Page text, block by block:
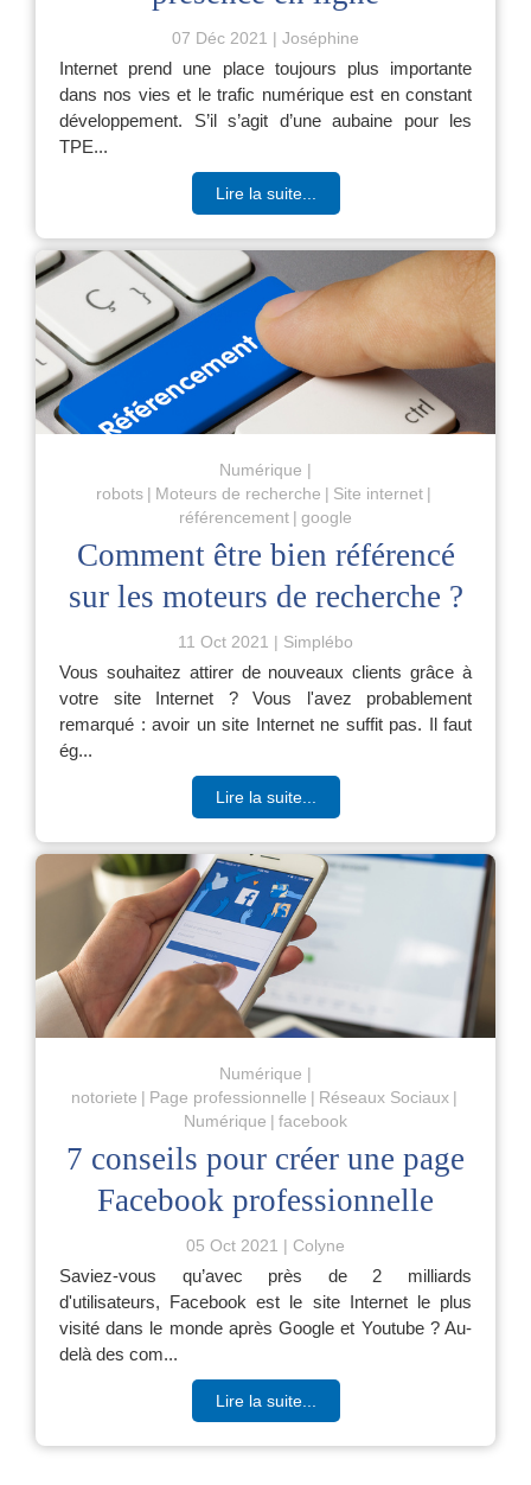
07 Déc 2021 Joséphine
Internet prend une place toujours plus importante
dans nos vies et le trafic numérique est en constant
développement. S’il s’agit d’une aubaine pour les
TPE...
Lire la suite...
Numérique
robots
Moteurs de recherche
Site internet
référencement
google
Comment être bien référencé
sur les moteurs de recherche ?
11 Oct 2021 Simplébo
Vous souhaitez attirer de nouveaux clients grâce à
votre site Internet ? Vous l'avez probablement
remarqué : avoir un site Internet ne suffit pas. Il faut
ég...
Lire la suite...
Numérique
notoriete
Page professionnelle
Réseaux Sociaux
Numérique
facebook
7 conseils pour créer une page
Facebook professionnelle
05 Oct 2021 Colyne
Saviez-vous qu’avec près de 2 milliards
d'utilisateurs, Facebook est le site Internet le plus
visité dans le monde après Google et Youtube ? Au-
delà des com...
Lire la suite...